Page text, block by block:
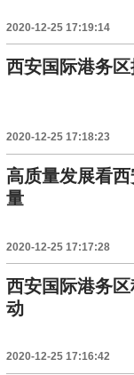
2020-12-25 17:19:14
西安国际港务
2020-12-25 17:18:23
高质量发展看
量
2020-12-25 17:17:28
西安国际港务
动
2020-12-25 17:16:42